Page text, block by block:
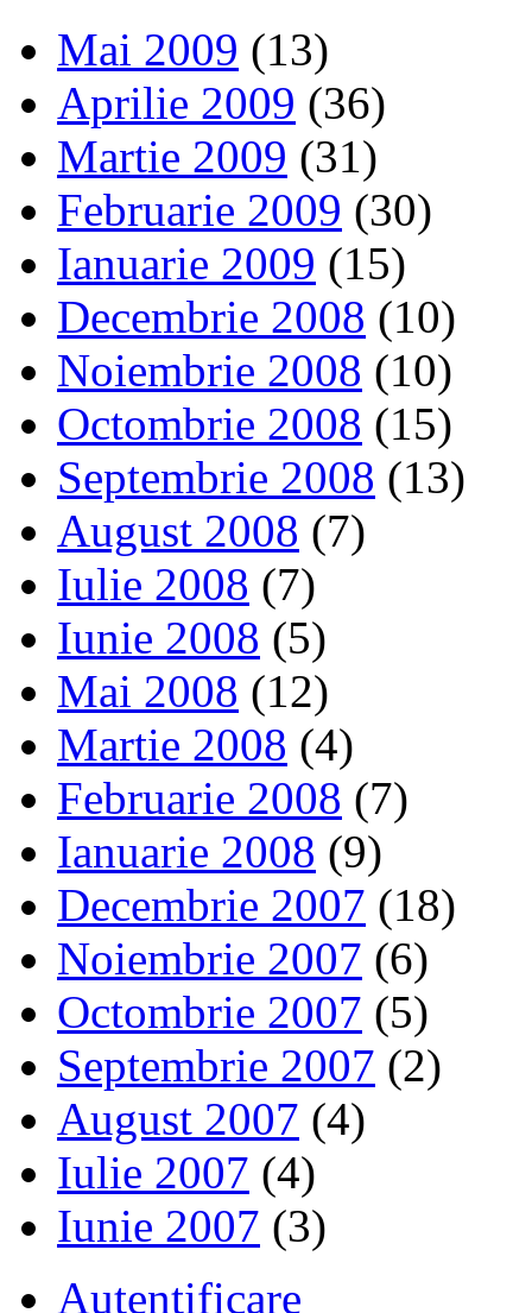
Mai 2009 (13)
Aprilie 2009 (36)
Martie 2009 (31)
Februarie 2009 (30)
Ianuarie 2009 (15)
Decembrie 2008 (10)
Noiembrie 2008 (10)
Octombrie 2008 (15)
Septembrie 2008 (13)
August 2008 (7)
Iulie 2008 (7)
Iunie 2008 (5)
Mai 2008 (12)
Martie 2008 (4)
Februarie 2008 (7)
Ianuarie 2008 (9)
Decembrie 2007 (18)
Noiembrie 2007 (6)
Octombrie 2007 (5)
Septembrie 2007 (2)
August 2007 (4)
Iulie 2007 (4)
Iunie 2007 (3)
Autentificare